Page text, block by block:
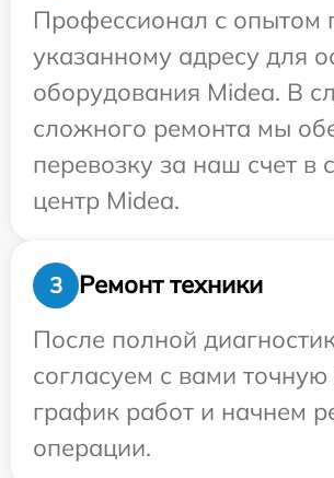
Профессионал с опытом
указанному адресу для
оборудования Midea. В
сложного ремонта мы
перевозку за наш счет в
центр Midea.
3
Ремонт техники
После полной
согласуем с вами точную
график работ и начнем
операции.